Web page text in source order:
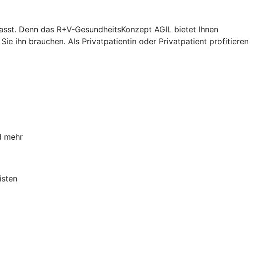
Denn das R+V-GesundheitsKonzept AGIL bietet Ihnen
ihn brauchen. Als Privatpatientin oder Privatpatient profitieren
mehr